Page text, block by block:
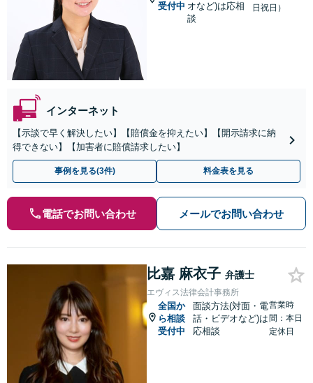
受付中 オなど)は応相
談
日祝日）
インターネット
【示談で早く解決したい】【賠償金を抑えたい】【開示請求に納
得できない】【加害者に賠償請求したい】
事例を見る(3件) 料金表を見る
電話でお問い合わせ メールでお問い合わせ
比嘉 麻衣子 弁護士
エヴィス法律会計事務所
全国か
ら相談
受付中
面談方法(対面・電
話・ビデオなど)は
応相談
営業時
間：本日
定休日